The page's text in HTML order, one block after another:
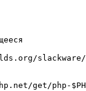
/slackware/
/get/php-